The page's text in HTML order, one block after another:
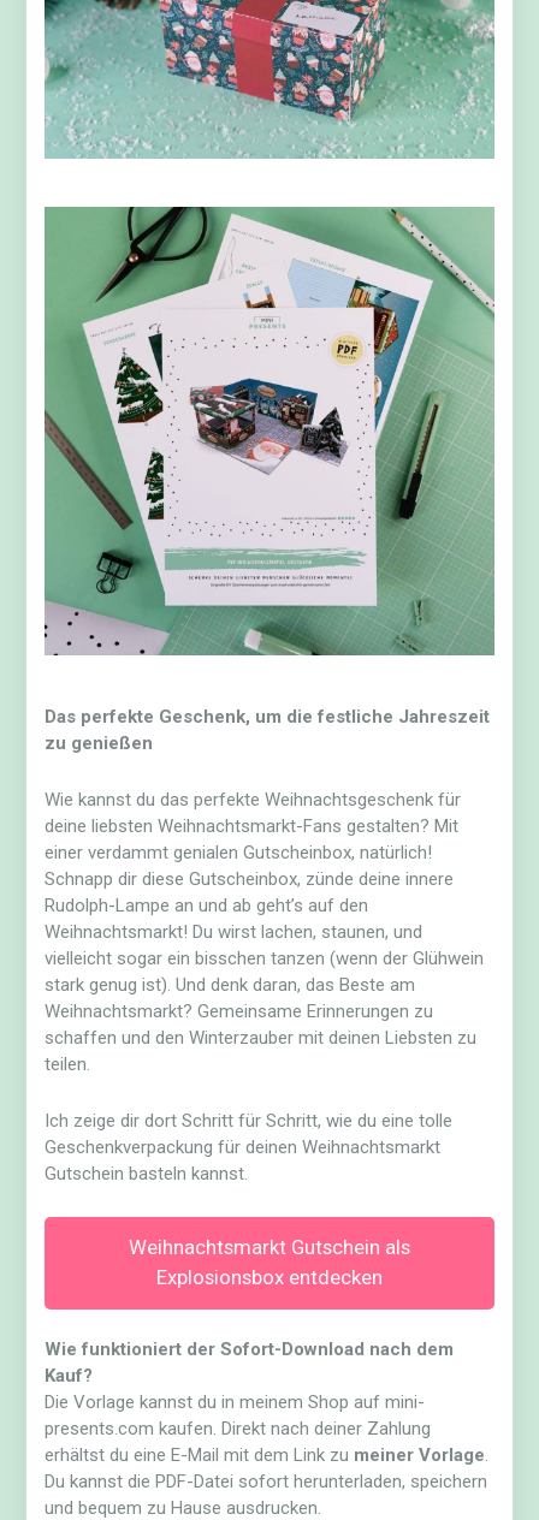
Das perfekte Geschenk, um die festliche Jahreszeit
zu genießen
Wie kannst du das perfekte Weihnachtsgeschenk für
deine liebsten Weihnachtsmarkt-Fans gestalten? Mit
einer verdammt genialen Gutscheinbox, natürlich!
Schnapp dir diese Gutscheinbox, zünde deine innere
Rudolph-Lampe an und ab geht’s auf den
Weihnachtsmarkt! Du wirst lachen, staunen, und
vielleicht sogar ein bisschen tanzen (wenn der Glühwein
stark genug ist). Und denk daran, das Beste am
Weihnachtsmarkt? Gemeinsame Erinnerungen zu
schaffen und den Winterzauber mit deinen Liebsten zu
teilen.
Ich zeige dir dort Schritt für Schritt, wie du eine tolle
Geschenkverpackung für deinen Weihnachtsmarkt
Gutschein basteln kannst.
Weihnachtsmarkt Gutschein als
Explosionsbox entdecken
Wie funktioniert der Sofort-Download nach dem
Kauf?
Die Vorlage kannst du in meinem Shop auf mini-
presents.com kaufen. Direkt nach deiner Zahlung
erhältst du eine E-Mail mit dem Link zu meiner Vorlage
Du kannst die PDF-Datei sofort herunterladen, speichern
und bequem zu Hause ausdrucken.